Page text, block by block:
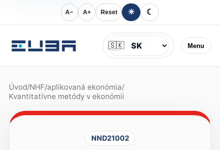
A− A+ Reset ☀ ☾
Menu
Jazyk
🇸🇰
Úvod/NHF/aplikovaná ekonómia/
Kvantitatívne metódy v ekonómii
NND21002